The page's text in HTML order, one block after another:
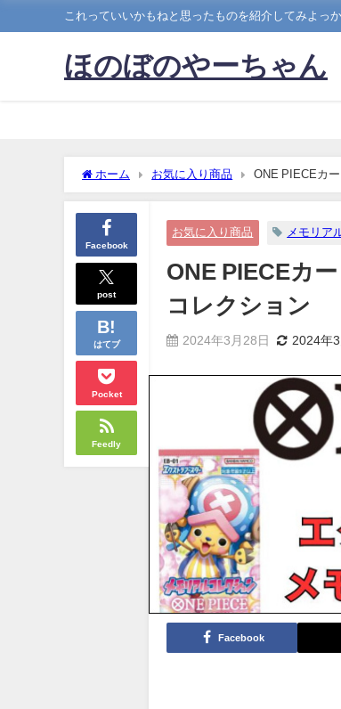
これっていいかもねと思ったものを紹介してみよっか
ほのぼのやーちゃん
ホーム お気に入り商品 ONE PIECEカ
Facebook
post
はてブ
Pocket
Feedly
お気に入り商品 メモリア
ONE PIECEカ
コレクション
2024年3月28日 2024年
Facebook